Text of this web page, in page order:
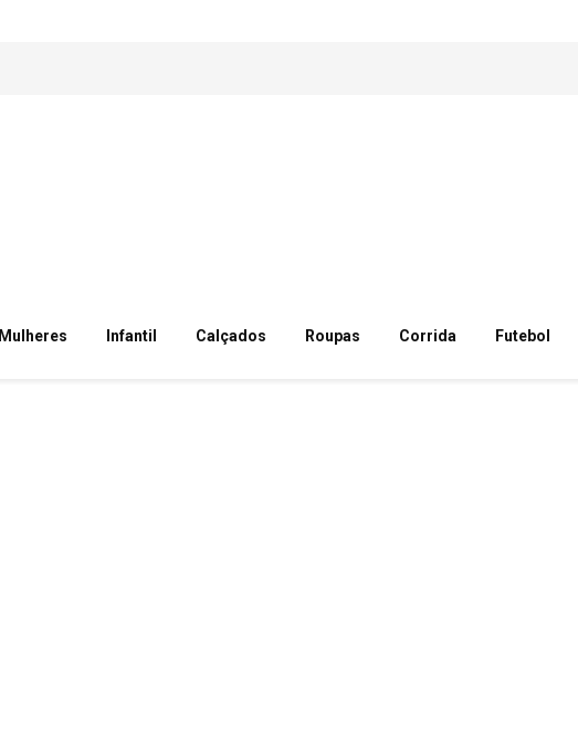
Mulheres Infantil Calçados Roupas Corrida Futebol